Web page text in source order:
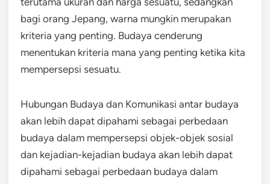
bagi orang Jepang, warna mungkin merupakan
kriteria yang penting. Budaya cenderung
menentukan kriteria mana yang penting ketika kita
mempersepsi sesuatu.
Hubungan Budaya dan Komunikasi antar budaya
akan lebih dapat dipahami sebagai perbedaan
budaya dalam mempersepsi objek-objek sosial
dan kejadian-kejadian budaya akan lebih dapat
dipahami sebagai perbedaan budaya dalam